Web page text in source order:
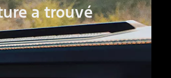
a trouvé